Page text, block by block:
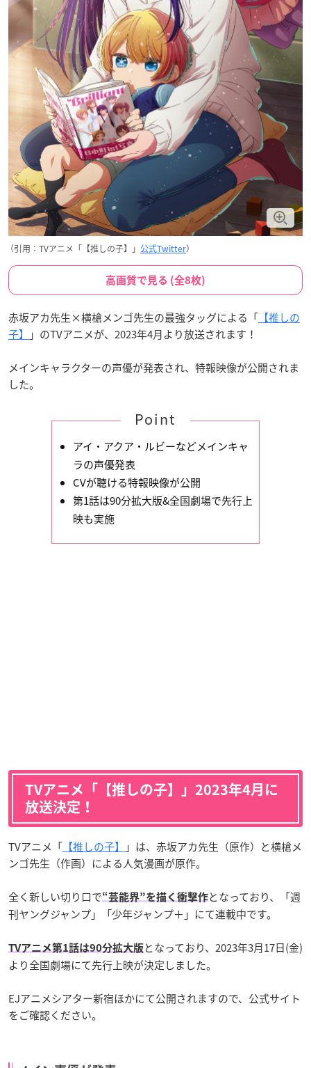
（引用：TVアニメ「【推しの子】」 公式Twitter）
高画質で見る (全8枚)
赤坂アカ先生×横槍メンゴ先生の最強タッグによる「 【推しの
子】
」のTVアニメが、2023年4月より放送されます！
メインキャラクターの声優が発表され、特報映像が公開されま
した。
Point
アイ・アクア・ルビーなどメインキャ
ラの声優発表
CVが聴ける特報映像が公開
第1話は90分拡大版&全国劇場で先行上
映も実施
TVアニメ「【推しの子】」2023年4月に
放送決定！
TVアニメ「 【推しの子】
」は、赤坂アカ先生（原作）と横槍メ
ンゴ先生（作画）による人気漫画が原作。
全く新しい切り口で“芸能界”を描く衝撃作となっており、「週
刊ヤングジャンプ」「少年ジャンプ＋」にて連載中です。
TVアニメ第1話は90分拡大版となっており、2023年3月17日(金)
より全国劇場にて先行上映が決定しました。
EJアニメシアター新宿ほかにて公開されますので、公式サイト
をご確認ください。